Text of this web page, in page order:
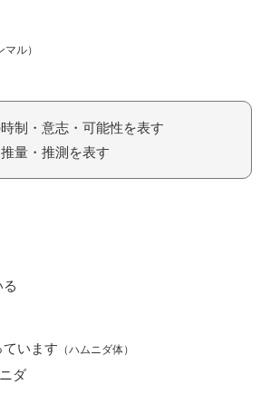
マル）
制・意志・可能性を表す
量・推測を表す
る
ています （ハムニダ体）
ニダ